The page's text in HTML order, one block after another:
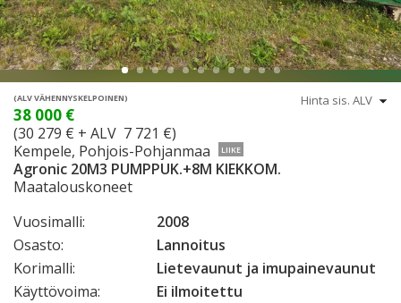
(ALV VÄHENNYSKELPOINEN)
38 000 €
(30 279 € + ALV 7 721 €)
Kempele, Pohjois-Pohjanmaa
LIIKE
Agronic 20M3 PUMPPUK.+8M KIEKKOM.
Maatalouskoneet
Vuosimalli:
2008
Osasto:
Lannoitus
Korimalli:
Lietevaunut ja imupainevaunut
Käyttövoima:
Ei ilmoitettu